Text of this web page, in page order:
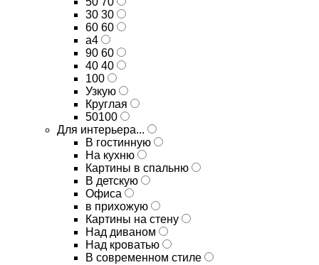
30 30
60 60
а4
90 60
40 40
100
Узкую
Круглая
50100
Для интерьера...
В гостинную
На кухню
Картины в спальню
В детскую
Офиса
в прихожую
Картины на стену
Над диваном
Над кроватью
В современном стиле